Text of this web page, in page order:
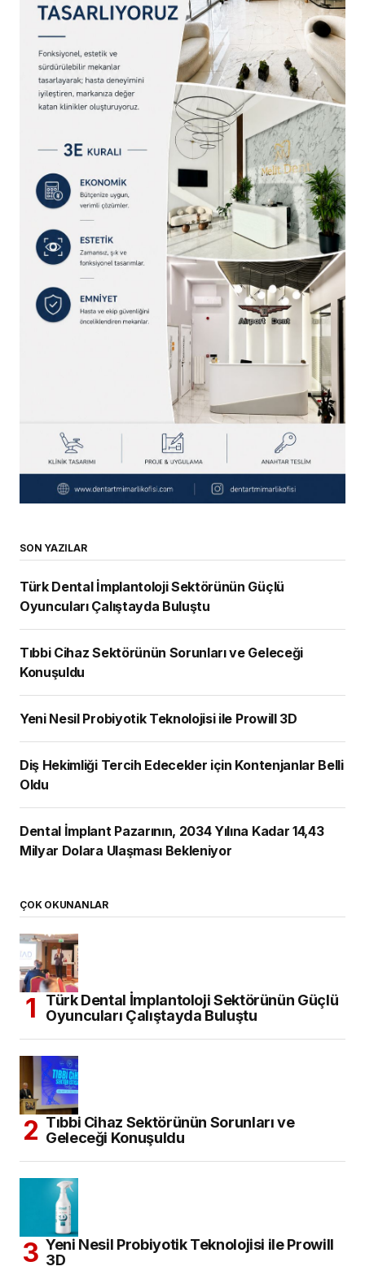
SON YAZILAR
Türk Dental İmplantoloji Sektörünün Güçlü
Oyuncuları Çalıştayda Buluştu
Tıbbi Cihaz Sektörünün Sorunları ve Geleceği
Konuşuldu
Yeni Nesil Probiyotik Teknolojisi ile Prowill 3D
Diş Hekimliği Tercih Edecekler için Kontenjanlar Belli
Oldu
Dental İmplant Pazarının, 2034 Yılına Kadar 14,43
Milyar Dolara Ulaşması Bekleniyor
ÇOK OKUNANLAR
Türk Dental İmplantoloji Sektörünün Güçlü
Oyuncuları Çalıştayda Buluştu
Tıbbi Cihaz Sektörünün Sorunları ve
Geleceği Konuşuldu
Yeni Nesil Probiyotik Teknolojisi ile Prowill
3D